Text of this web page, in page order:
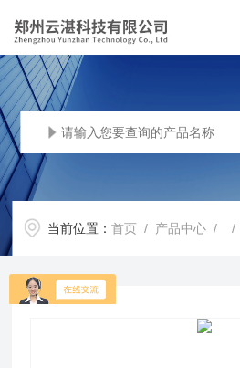
当前位置：首页 / 产品中心 / /